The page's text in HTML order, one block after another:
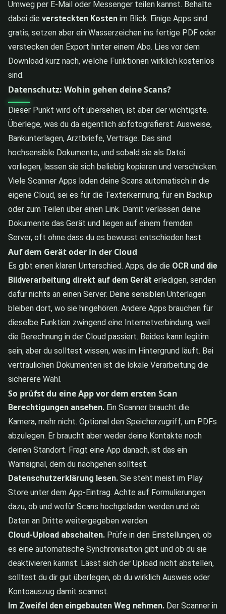
Umweg per E-Mail oder Messenger teilen kannst. Behalte
dabei die versteckten Kosten im Blick. Einige Apps sind
gratis, setzen aber ein Wasserzeichen ins fertige PDF oder
verstecken den Export hinter einem Abo. Lies vor dem
Download kurz nach, welche Funktionen wirklich kostenlos
sind.
Datenschutz: Wohin gehen deine Scans?
Dieser Punkt wird oft übersehen, ist aber der wichtigste.
Überlege, was du da eigentlich abfotografierst: Ausweise,
Bankunterlagen, Arztbriefe, Verträge. Das sind
hochsensible Dokumente, und sobald sie als Datei
vorliegen, lassen sie sich beliebig kopieren und verschicken.
Viele Scanner Apps laden deine Scans automatisch in die
eigene Cloud, sei es für die Texterkennung, für ein Backup
oder zum Teilen über einen Link. Damit verlassen deine
Dokumente das Gerät und liegen auf einem fremden
Server, oft ohne dass du es bewusst entschieden hast.
Auf dem Gerät oder in der Cloud
Es gibt einen klaren Unterschied. Apps, die die OCR und die
Bildverarbeitung direkt auf dem Gerät erledigen, senden
dafür nichts an einen Server. Deine sensiblen Unterlagen
bleiben dort, wo sie hingehören. Andere Apps brauchen für
dieselbe Funktion zwingend eine Internetverbindung, weil
die Berechnung in der Cloud passiert. Beides kann legitim
sein, aber du solltest wissen, was im Hintergrund läuft. Bei
vertraulichen Dokumenten ist die lokale Verarbeitung die
sicherere Wahl.
So prüfst du eine App vor dem ersten Scan
Berechtigungen ansehen. Ein Scanner braucht die
Kamera, mehr nicht. Optional den Speicherzugriff, um PDFs
abzulegen. Er braucht aber weder deine Kontakte noch
deinen Standort. Fragt eine App danach, ist das ein
Warnsignal, dem du nachgehen solltest.
Datenschutzerklärung lesen. Sie steht meist im Play
Store unter dem App-Eintrag. Achte auf Formulierungen
dazu, ob und wofür Scans hochgeladen werden und ob
Daten an Dritte weitergegeben werden.
Cloud-Upload abschalten. Prüfe in den Einstellungen, ob
es eine automatische Synchronisation gibt und ob du sie
deaktivieren kannst. Lässt sich der Upload nicht abstellen,
solltest du dir gut überlegen, ob du wirklich Ausweis oder
Kontoauszug damit scannst.
Im Zweifel den eingebauten Weg nehmen. Der Scanner in